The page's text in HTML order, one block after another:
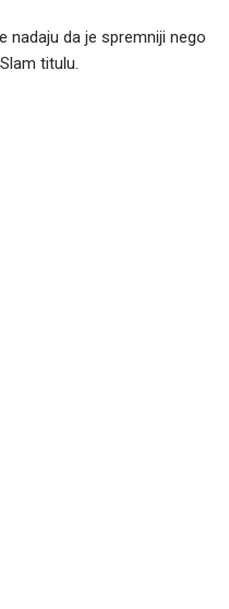
nadaju da je spremniji nego
titulu.